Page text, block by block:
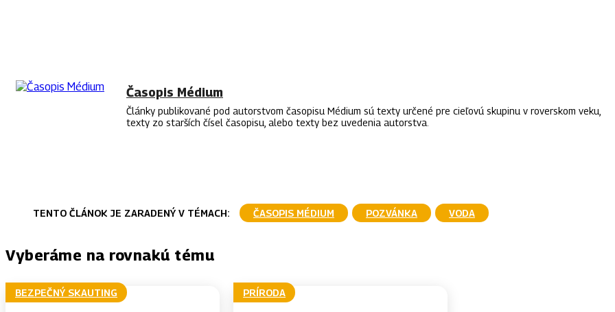
Časopis Médium
Články publikované pod autorstvom časopisu Médium sú texty určené pre cieľovú skupinu v roverskom veku,
texty zo starších čísel časopisu, alebo texty bez uvedenia autorstva.
TENTO ČLÁNOK JE ZARADENÝ V TÉMACH: ČASOPIS MÉDIUM POZVÁNKA VODA
Vyberáme na rovnakú tému
BEZPEČNÝ SKAUTING PRÍRODA